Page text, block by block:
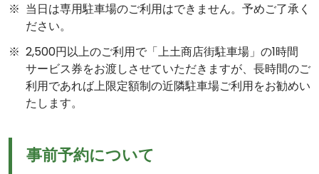
当日は専用駐車場のご利用はできません。予めご了承く
ださい。
2,500円以上のご利用で「上土商店街駐車場」の1時間
サービス券をお渡しさせていただきますが、長時間のご
利用であれば上限定額制の近隣駐車場ご利用をお勧めい
たします。
事前予約について